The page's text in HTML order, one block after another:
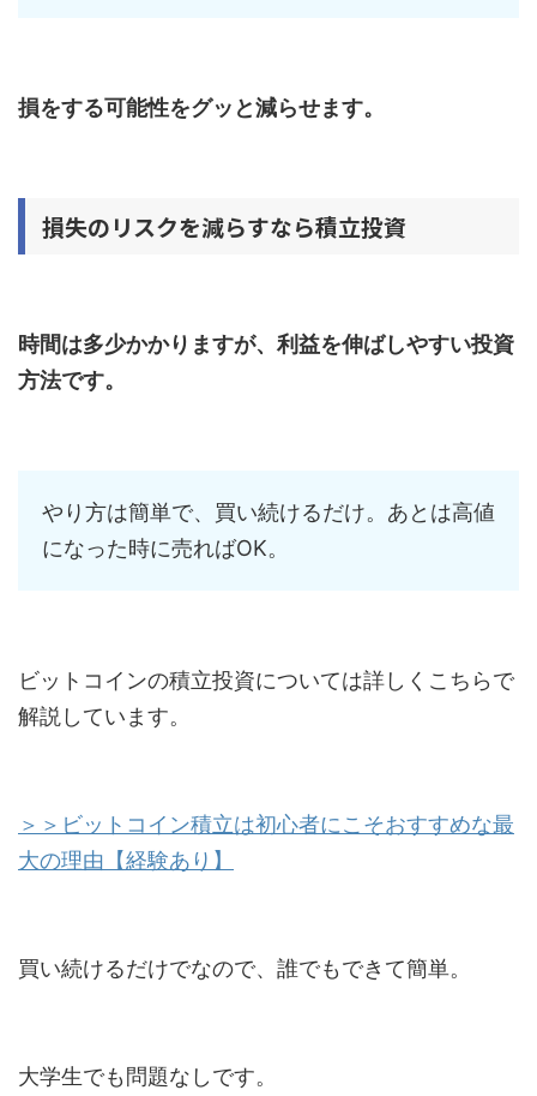
損をする可能性をグッと減らせます。
損失のリスクを減らすなら積立投資
時間は多少かかりますが、利益を伸ばしやすい投資
方法です。
やり方は簡単で、買い続けるだけ。あとは高値
になった時に売ればOK。
ビットコインの積立投資については詳しくこちらで
解説しています。
＞＞ビットコイン積立は初心者にこそおすすめな最
大の理由【経験あり】
買い続けるだけでなので、誰でもできて簡単。
大学生でも問題なしです。